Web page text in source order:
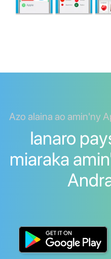
Azo alaina ao amin'ny
Ianaro
miaraka